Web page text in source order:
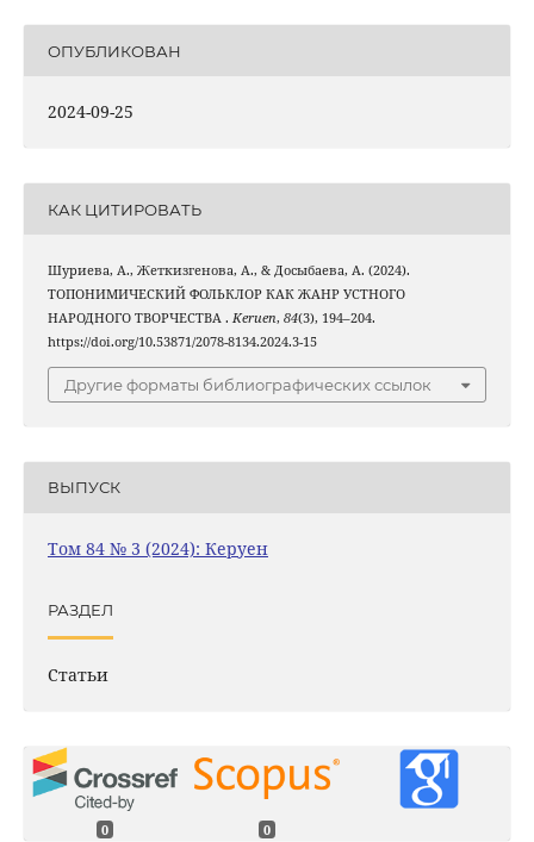
ОПУБЛИКОВАН
2024-09-25
КАК ЦИТИРОВАТЬ
Шуриева, А., Жеткизгенова, А., & Досыбаева, А. (2024).
ТОПОНИМИЧЕСКИЙ ФОЛЬКЛОР КАК ЖАНР УСТНОГО
НАРОДНОГО ТВОРЧЕСТВА . Keruen, 84(3), 194–204.
https://doi.org/10.53871/2078-8134.2024.3-15
Другие форматы библиографических ссылок
ВЫПУСК
Том 84 № 3 (2024): Керуен
РАЗДЕЛ
Статьи
0 0